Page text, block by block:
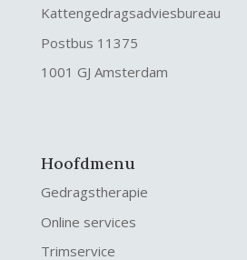
Kattengedragsadviesbureau
Postbus 11375
1001 GJ Amsterdam
Hoofdmenu
Gedragstherapie
Online services
Trimservice